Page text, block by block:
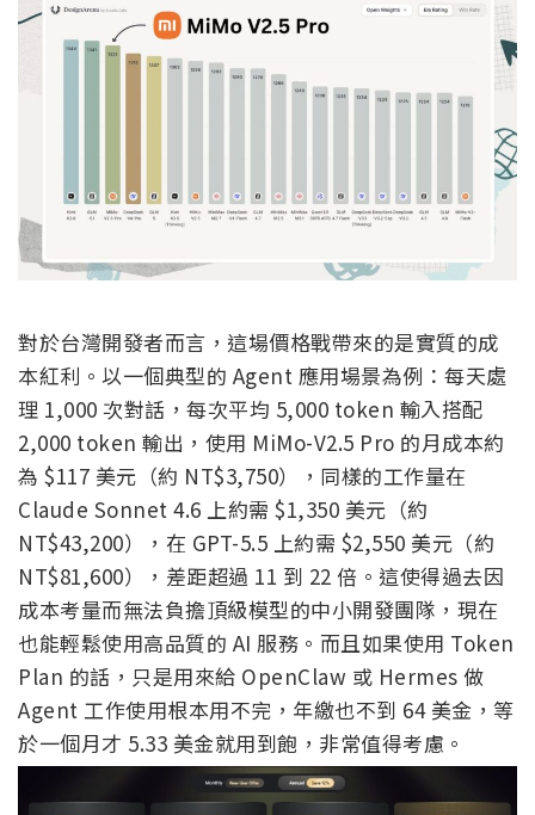
對於台灣開發者而言，這場價格戰帶來的是實質的成
本紅利。以一個典型的 Agent 應用場景為例：每天處
理 1,000 次對話，每次平均 5,000 token 輸入搭配
2,000 token 輸出，使用 MiMo-V2.5 Pro 的月成本約
為 $117 美元（約 NT$3,750），同樣的工作量在
Claude Sonnet 4.6 上約需 $1,350 美元（約
NT$43,200），在 GPT-5.5 上約需 $2,550 美元（約
NT$81,600），差距超過 11 到 22 倍。這使得過去因
成本考量而無法負擔頂級模型的中小開發團隊，現在
也能輕鬆使用高品質的 AI 服務。而且如果使用 Token
Plan 的話，只是用來給 OpenClaw 或 Hermes 做
Agent 工作使用根本用不完，年繳也不到 64 美金，等
於一個月才 5.33 美金就用到飽，非常值得考慮。